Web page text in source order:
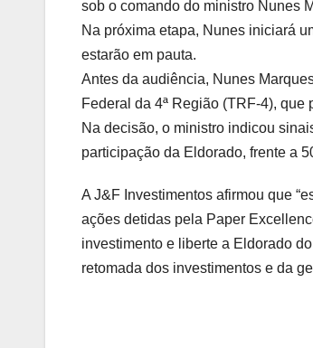
sob o comando do ministro Nunes
Na próxima etapa, Nunes iniciará
estarão em pauta.
Antes da audiência, Nunes
Federal da 4ª Região (TRF-4),
Na decisão, o ministro indicou
participação da Eldorado, frente a
A J&F Investimentos afirmou que
ações detidas pela Paper
investimento e liberte a Eldorado
retomada dos investimentos e da